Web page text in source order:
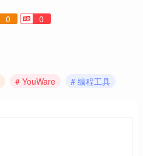
0 0
# YouWare # 编程工具